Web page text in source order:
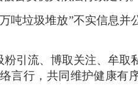
吨垃圾堆放”不实信息并
引流、博取关注、牟取
言行，共同维护健康有